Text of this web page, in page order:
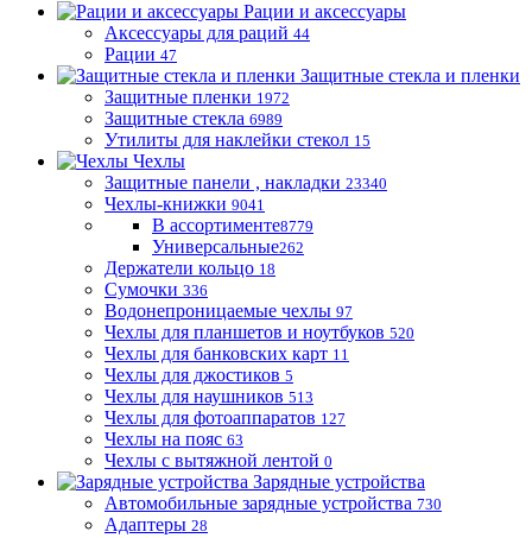
Рации и аксессуары
Аксессуары для раций 44
Рации 47
Защитные стекла и пленки
Защитные пленки 1972
Защитные стекла 6989
Утилиты для наклейки стекол 15
Чехлы
Защитные панели , накладки 23340
Чехлы-книжки 9041
В ассортименте8779
Универсальные262
Держатели кольцо 18
Сумочки 336
Водонепроницаемые чехлы 97
Чехлы для планшетов и ноутбуков 520
Чехлы для банковских карт 11
Чехлы для джостиков 5
Чехлы для наушников 513
Чехлы для фотоаппаратов 127
Чехлы на пояс 63
Чехлы с вытяжной лентой 0
Зарядные устройства
Автомобильные зарядные устройства 730
Адаптеры 28